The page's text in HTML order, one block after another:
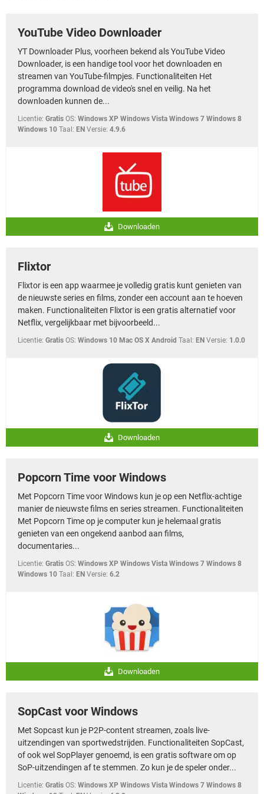
YouTube Video Downloader
YT Downloader Plus, voorheen bekend als YouTube Video
Downloader, is een handige tool voor het downloaden en
streamen van YouTube-filmpjes. Functionaliteiten Het
programma download de video's snel en veilig. Na het
downloaden kunnen de...
Licentie: Gratis OS: Windows XP Windows Vista Windows 7 Windows 8
Windows 10 Taal: EN Versie: 4.9.6
Downloaden
Flixtor
Flixtor is een app waarmee je volledig gratis kunt genieten van
de nieuwste series en films, zonder een account aan te hoeven
maken. Functionaliteiten Flixtor is een gratis alternatief voor
Netflix, vergelijkbaar met bijvoorbeeld...
Licentie: Gratis OS: Windows 10 Mac OS X Android Taal: EN Versie: 1.0.0
Downloaden
Popcorn Time voor Windows
Met Popcorn Time voor Windows kun je op een Netflix-achtige
manier de nieuwste films en series streamen. Functionaliteiten
Met Popcorn Time op je computer kun je helemaal gratis
genieten van een ongekend aanbod aan films,
documentaries...
Licentie: Gratis OS: Windows XP Windows Vista Windows 7 Windows 8
Windows 10 Taal: EN Versie: 6.2
Downloaden
SopCast voor Windows
Met Sopcast kun je P2P-content streamen, zoals live-
uitzendingen van sportwedstrijden. Functionaliteiten SopCast,
of ook wel SopPlayer genoemd, is een gratis software om op
SoP-uitzendingen af te stemmen. Zo kun je de speler onder...
Licentie: Gratis OS: Windows XP Windows Vista Windows 7 Windows 8